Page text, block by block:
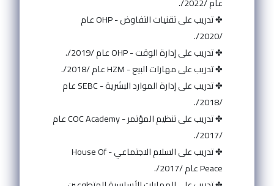
✤ تدريب على تقنيات التفاوض - OHP عام
/2020/.
✤ تدريب على إدارة الوقت - OHP عام /2019/.
✤ تدريب على مهارات البيع - HZM عام /2018/.
✤ تدريب على إدارة الموارد البشرية - SEBC عام
/2018/.
✤ تدريب على تنظيم المؤتمر - COC Academy عام
/2017/.
✤ تدريب على السلام الاجتماعي - House Of
Peace عام /2017/.